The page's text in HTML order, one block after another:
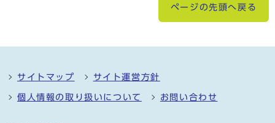
ページの先頭へ戻る
サイトマップ サイト運営方針
個人情報の取り扱いについて お問い合わせ